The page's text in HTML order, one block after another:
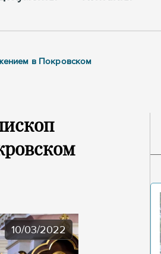
в Покровском
10/03/2022